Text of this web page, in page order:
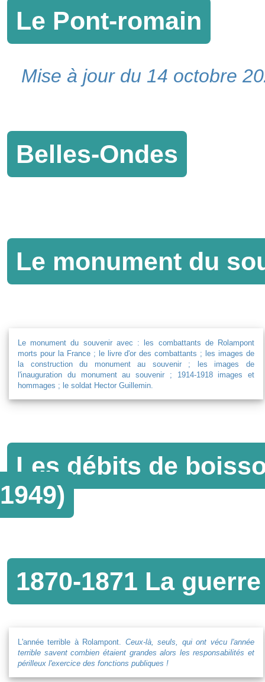
Le Pont-romain
Mise à jour du 14 octobre
Belles-Ondes
Le monument du
Le monument du souvenir avec :
les combattants de Rolampont
morts pour la France ; le livre d'or des combattants ; les images de
la construction du monument au souvenir ;
les images de
l'inauguration du monument au souvenir ; 1914-1918 images et
hommages ; le soldat Hector Guillemin.
Les débits de
1949)
1870-1871 La
L'année terrible à Rolampont. Ceux-là, seuls, qui ont vécu l'année
terrible savent combien étaient grandes alors les responsabilités et
périlleux l'exercice des fonctions publiques !